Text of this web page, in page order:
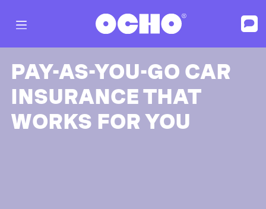
PAY-AS-YOU-GO CAR
INSURANCE THAT
WORKS FOR YOU